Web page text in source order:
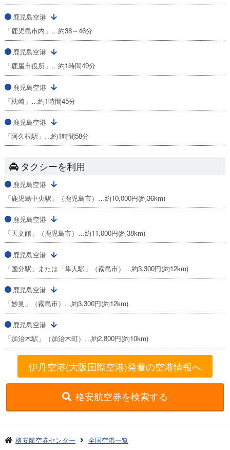
鹿児島空港
「鹿児島市内」…約38～46分
鹿児島空港
「鹿屋市役所」…約1時間49分
鹿児島空港
「枕崎」…約1時間45分
鹿児島空港
「阿久根駅」…約1時間58分
タクシーを利用
鹿児島空港
「鹿児島中央駅」（鹿児島市）…約10,000円(約36km)
鹿児島空港
「天文館」（鹿児島市）…約11,000円(約38km)
鹿児島空港
「国分駅」または「隼人駅」（霧島市）…約3,300円(約12km)
鹿児島空港
「妙見」（霧島市）…約3,300円(約12km)
鹿児島空港
「加治木駅」（加治木町）…約2,800円(約10km)
伊丹空港(大阪国際空港)発着の空港情報へ
格安航空券を検索する
格安航空券センター
全国空港一覧